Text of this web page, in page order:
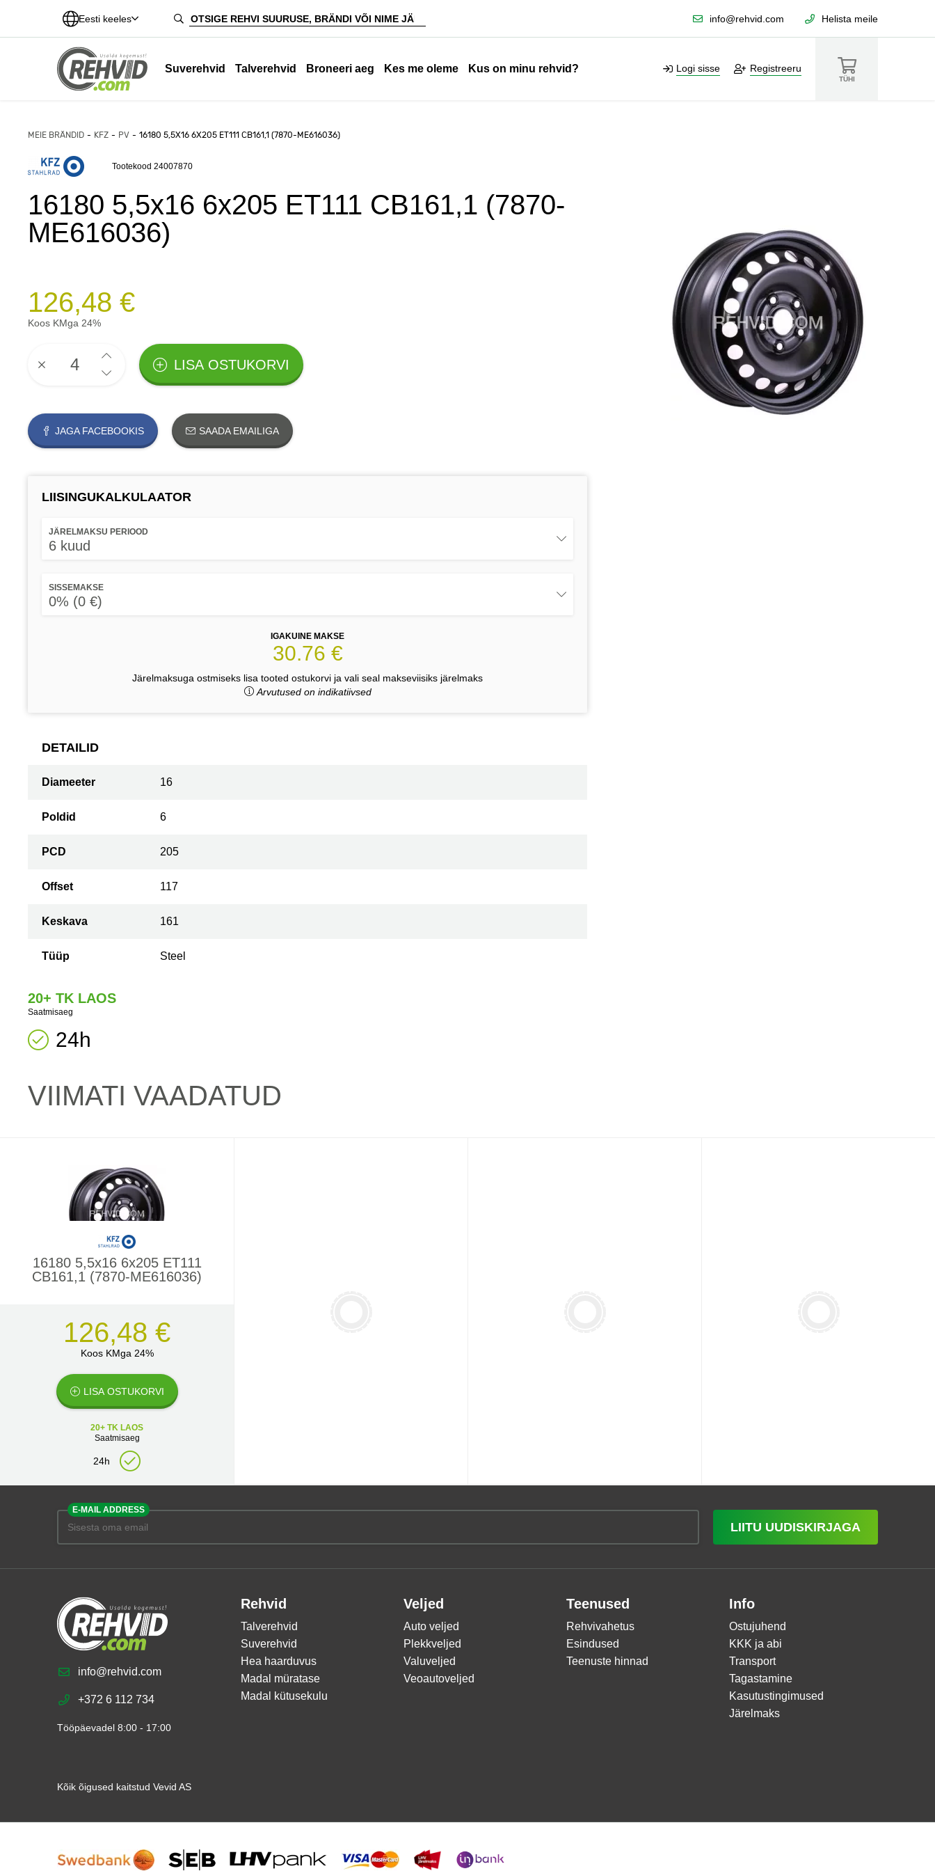
Eesti keeles info@rehvid.com Helista meile
Suverehvid Talverehvid Broneeri aeg Kes me oleme Kus on minu rehvid? Logi sisse Registreeru
TÜHI
MEIE BRÄNDID KFZ PV 16180 5,5X16 6X205 ET111 CB161,1 (7870-ME616036)
Tootekood 24007870
16180 5,5x16 6x205 ET111 CB161,1 (7870-
ME616036)
126,48 €
Koos KMga 24%
LISA OSTUKORVI
JAGA FACEBOOKIS SAADA EMAILIGA
LIISINGUKALKULAATOR
JÄRELMAKSU PERIOOD
6 kuud
SISSEMAKSE
0% (0 €)
IGAKUINE MAKSE
30.76 €
Järelmaksuga ostmiseks lisa tooted ostukorvi ja vali seal makseviisiks järelmaks
Arvutused on indikatiivsed
DETAILID
Diameeter 16
Poldid 6
PCD 205
Offset 117
Keskava 161
Tüüp Steel
20+ TK LAOS
Saatmisaeg
24h
VIIMATI VAADATUD
16180 5,5x16 6x205 ET111
CB161,1 (7870-ME616036)
126,48 €
Koos KMga 24%
LISA OSTUKORVI
20+ TK LAOS
Saatmisaeg
24h
E-MAIL ADDRESS
LIITU UUDISKIRJAGA
info@rehvid.com
+372 6 112 734
Tööpäevadel 8:00 - 17:00
Rehvid
Talverehvid
Suverehvid
Hea haarduvus
Madal müratase
Madal kütusekulu
Veljed
Auto veljed
Plekkveljed
Valuveljed
Veoautoveljed
Teenused
Rehvivahetus
Esindused
Teenuste hinnad
Info
Ostujuhend
KKK ja abi
Transport
Tagastamine
Kasutustingimused
Järelmaks
Kõik õigused kaitstud Vevid AS